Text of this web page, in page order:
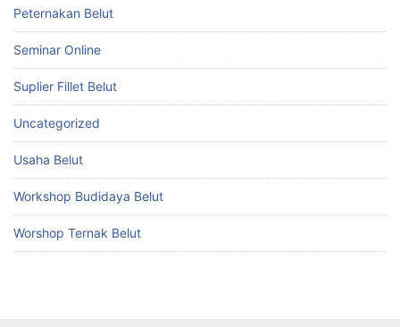
Peternakan Belut
Seminar Online
Suplier Fillet Belut
Uncategorized
Usaha Belut
Workshop Budidaya Belut
Worshop Ternak Belut